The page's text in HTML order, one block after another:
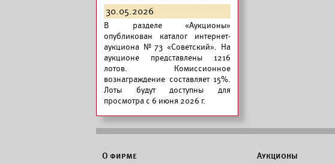
30.05.2026
В разделе «Аукционы»
опубликован каталог интернет-
аукциона №73 «Советский». На
аукционе представлены 1216
лотов. Комиссионное
вознаграждение составляет 15%.
Лоты будут доступны для
просмотра с 6 июня 2026 г.
О фирме
Аукционы